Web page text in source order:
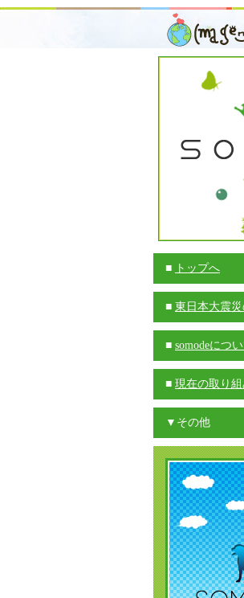
■ トップへ
■ 東日本大震
■ somodeにつ
■ 現在の取り
▼その他